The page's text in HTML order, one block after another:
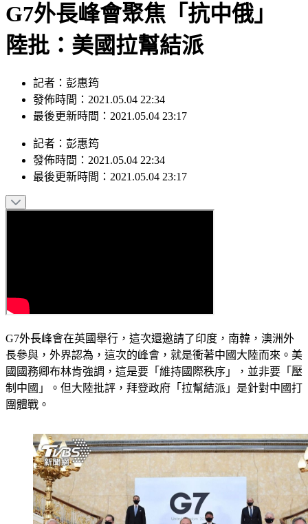
G7外長峰會聚焦「抗中俄」
陸批：美國拉幫結派
記者：彭惠筠
發佈時間：2021.05.04 22:34
最後更新時間：2021.05.04 23:17
記者 ： 彭惠筠
發佈時間： 2021.05.04 22:34
最後更新時間： 2021.05.04 23:17
G7外長峰會在英國舉行，這次還邀請了印度，南韓，澳洲外
長參與，外界認為，這次的峰會，就是衝著中國大陸而來。美
國國務卿布林肯強調，這是要「維持國際秩序」，並非要「壓
制中國」。但大陸批評，拜登政府「拉幫結派」是針對中國打
團體戰。